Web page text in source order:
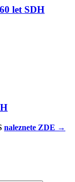
let SDH
naleznete ZDE →